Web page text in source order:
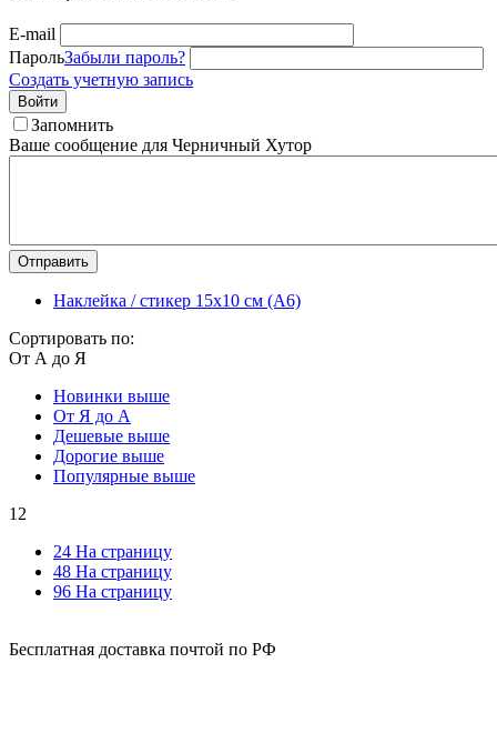
E-mail
ПарольЗабыли пароль?
Создать учетную запись
Войти
Запомнить
Ваше сообщение для Черничный Хутор
Отправить
Наклейка / стикер 15х10 см (А6)
Сортировать по:
От А до Я
Новинки выше
От Я до А
Дешевые выше
Дорогие выше
Популярные выше
12
24 На страницу
48 На страницу
96 На страницу
Бесплатная доставка почтой по РФ